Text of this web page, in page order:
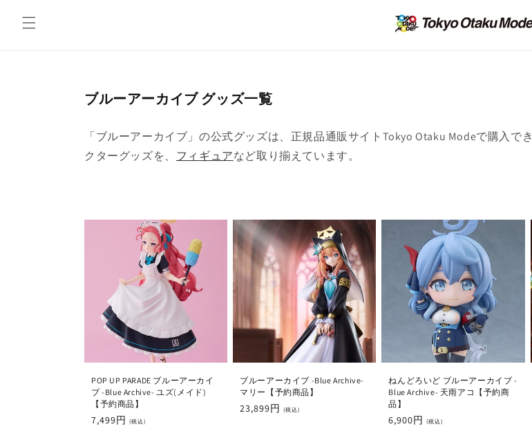
ンツに
進む
コ
ク
シ
ブルーアーカイブ グッズ一覧
「ブルーアーカイブ」の公式グッズは、正規品通販サイトTokyo Otaku Modeで購入で
クターグッズを、 フィギュアなど取り揃えています。
POP UP PARADE ブルーアーカイ
ブ -Blue Archive- ユズ(メイド)
【予約商品】
通
7,499円 (税込)
ブルーアーカイブ -Blue Archive-
マリー【予約商品】
通
23,899円(税込)
ねんどろいど ブルーアーカイブ -
Blue Archive- 天雨アコ【予約商
品】
通
6,900円(税込)